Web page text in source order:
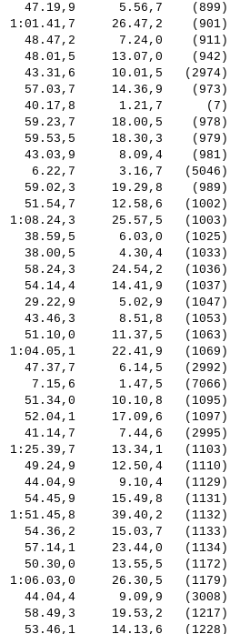
47.19,9      5.56,7    (899)
26.47,2    (901)
48.47,2      7.24,0    (911)
48.01,5     13.07,0    (942)
43.31,6     10.01,5   (2974)
57.03,7     14.36,9    (973)
40.17,8      1.21,7      (7)
59.23,7     18.00,5    (978)
59.53,5     18.30,3    (979)
43.03,9      8.09,4    (981)
6.22,7      3.16,7   (5046)
59.02,3     19.29,8    (989)
51.54,7     12.58,6   (1002)
25.57,5   (1003)
38.59,5      6.03,0   (1025)
38.00,5      4.30,4   (1033)
58.24,3     24.54,2   (1036)
54.14,4     14.41,9   (1037)
29.22,9      5.02,9   (1047)
43.46,3      8.51,8   (1053)
11.37,5   (1063)
1:04.05,1     22.41,9   (1069)
47.37,7      6.14,5   (2992)
7.15,6      1.47,5   (7066)
10.10,8   (1095)
52.04,1     17.09,6   (1097)
41.14,7      7.44,6   (2995)
13.34,1   (1103)
49.24,9     12.50,4   (1110)
44.04,9      9.10,4   (1129)
54.45,9     15.49,8   (1131)
39.40,2   (1132)
54.36,2     15.03,7   (1133)
23.44,0   (1134)
13.55,5   (1172)
26.30,5   (1179)
44.04,4      9.09,9   (3008)
58.49,3     19.53,2   (1217)
53.46,1     14.13,6   (1228)